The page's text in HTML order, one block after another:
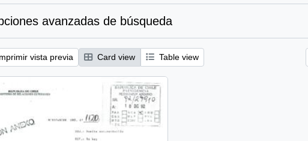
avanzadas de búsqueda
vista previa Card view Table view